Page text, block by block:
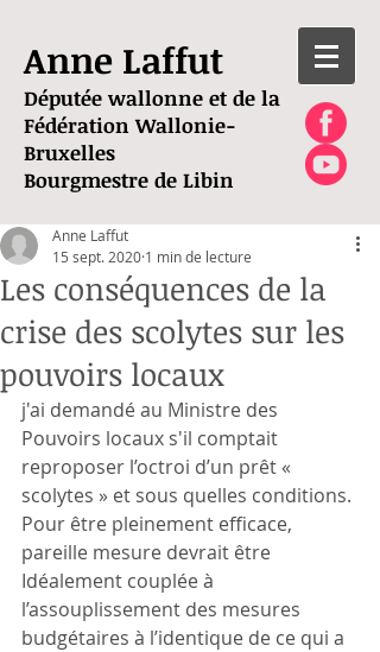
Anne Laffut
Députée wallonne et de la
Fédération Wallonie-
Bruxelles
Bourgmestre de Libin
Les conséquences de la
crise des scolytes sur les
pouvoirs locaux
Anne Laffut
15 sept. 2020 1 min de lecture
j'ai demandé au Ministre des
Pouvoirs locaux s'il comptait
reproposer l’octroi d’un prêt «
scolytes » et sous quelles conditions.
Pour être pleinement efficace,
pareille mesure devrait être
Idéalement couplée à
l’assouplissement des mesures
budgétaires à l’identique de ce qui a